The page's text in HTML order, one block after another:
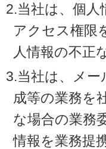
2.当社は、個
アクセス権限
人情報の不正
3.当社は、メ
成等の業務を
な場合の業務
情報を業務提